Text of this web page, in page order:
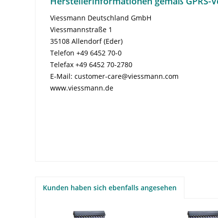
Viessmann Deutschland GmbH
Viessmannstraße 1
35108 Allendorf (Eder)
Telefon +49 6452 70-0
Telefax +49 6452 70-2780
E-Mail: customer-care@viessmann.com
www.viessmann.de
Kunden haben sich ebenfalls angesehen